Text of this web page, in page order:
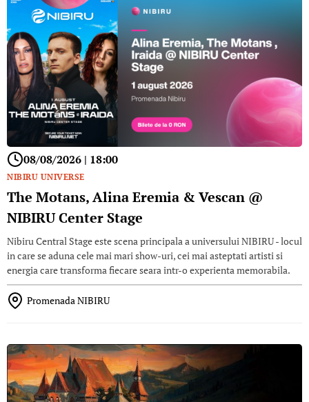
08/08/2026 | 18:00
NIBIRU UNIVERSE
The Motans, Alina Eremia & Vescan @
NIBIRU Center Stage
Nibiru Central Stage este scena principala a universului NIBIRU - locul
in care se aduna cele mai mari show-uri, cei mai asteptati artisti si
energia care transforma fiecare seara intr-o experienta memorabila.
Promenada NIBIRU